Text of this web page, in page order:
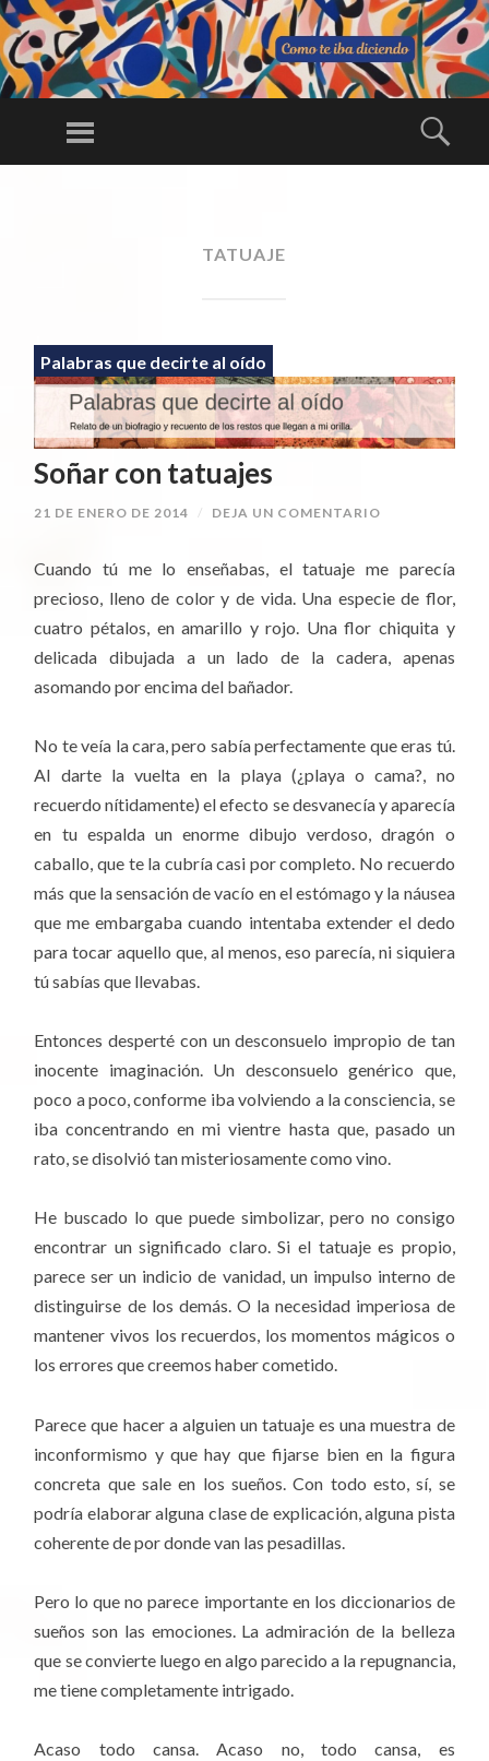
C
A
N
D
O
Una larga
Menú
TATUAJE
Palabras que decirte al oído
Soñar con tatuajes
21 DE ENERO DE 2014 / DEJA UN COMENTARIO
Cuando tú me lo enseñabas, el tatuaje me parecía
precioso, lleno de color y de vida. Una especie de flor,
cuatro pétalos, en amarillo y rojo. Una flor chiquita y
delicada dibujada a un lado de la cadera, apenas
asomando por encima del bañador.
No te veía la cara, pero sabía perfectamente que eras tú.
Al darte la vuelta en la playa (¿playa o cama?, no
recuerdo nítidamente) el efecto se desvanecía y aparecía
en tu espalda un enorme dibujo verdoso, dragón o
caballo, que te la cubría casi por completo. No recuerdo
más que la sensación de vacío en el estómago y la náusea
que me embargaba cuando intentaba extender el dedo
para tocar aquello que, al menos, eso parecía, ni siquiera
tú sabías que llevabas.
Entonces desperté con un desconsuelo impropio de tan
inocente imaginación. Un desconsuelo genérico que,
poco a poco, conforme iba volviendo a la consciencia, se
iba concentrando en mi vientre hasta que, pasado un
rato, se disolvió tan misteriosamente como vino.
He buscado lo que puede simbolizar, pero no consigo
encontrar un significado claro. Si el tatuaje es propio,
parece ser un indicio de vanidad, un impulso interno de
distinguirse de los demás. O la necesidad imperiosa de
mantener vivos los recuerdos, los momentos mágicos o
los errores que creemos haber cometido.
Parece que hacer a alguien un tatuaje es una muestra de
inconformismo y que hay que fijarse bien en la figura
concreta que sale en los sueños. Con todo esto, sí, se
podría elaborar alguna clase de explicación, alguna pista
coherente de por donde van las pesadillas.
Pero lo que no parece importante en los diccionarios de
sueños son las emociones. La admiración de la belleza
que se convierte luego en algo parecido a la repugnancia,
me tiene completamente intrigado.
Acaso todo cansa. Acaso no, todo cansa, es